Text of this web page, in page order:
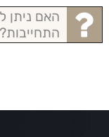
האם ניתן
התחייבות?